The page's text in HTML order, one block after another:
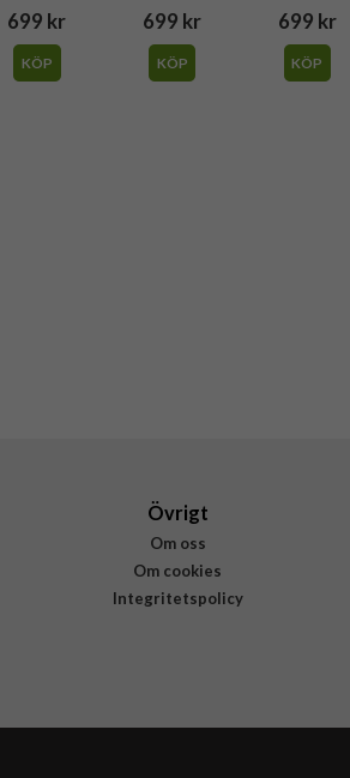
699 kr
KÖP
699 kr
KÖP
699 kr
KÖP
Övrigt
Om oss
Om cookies
Integritetspolicy